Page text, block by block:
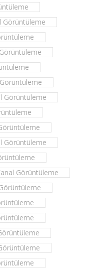
Görüntüleme
Görüntüleme
Görüntüleme
Görüntüleme